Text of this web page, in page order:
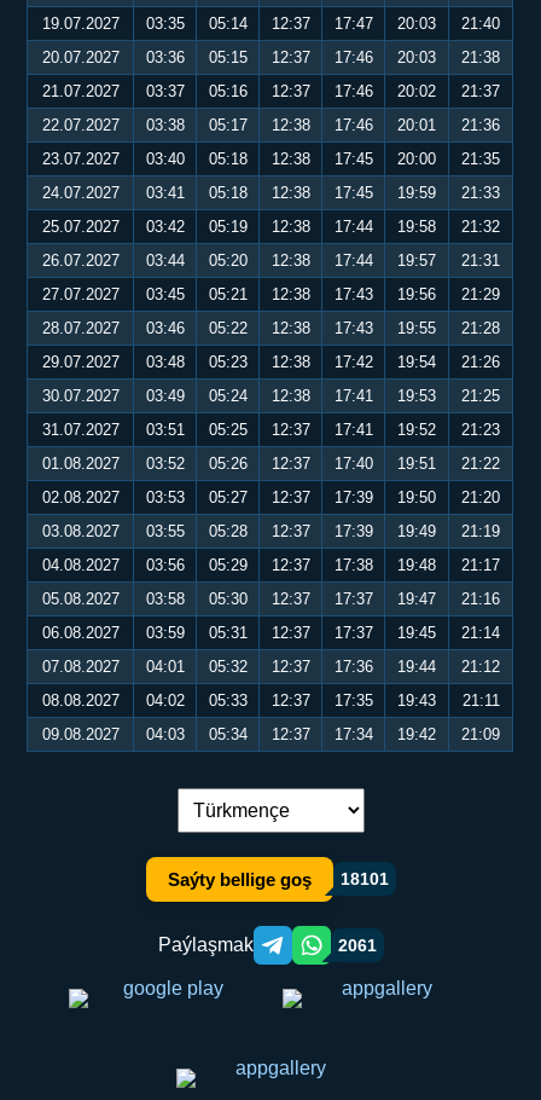
19.07.2027
03:35 05:14 12:37 17:47 20:03
21:40
20.07.2027
03:36 05:15 12:37 17:46 20:03
21:38
21.07.2027
03:37 05:16 12:37 17:46 20:02
21:37
22.07.2027
03:38 05:17 12:38 17:46 20:01
21:36
23.07.2027
03:40 05:18 12:38 17:45 20:00
21:35
24.07.2027
03:41 05:18 12:38 17:45 19:59
21:33
25.07.2027
03:42 05:19 12:38 17:44 19:58
21:32
26.07.2027
03:44 05:20 12:38 17:44 19:57
21:31
27.07.2027
03:45 05:21 12:38 17:43 19:56
21:29
28.07.2027
03:46 05:22 12:38 17:43 19:55
21:28
29.07.2027
03:48 05:23 12:38 17:42 19:54
21:26
30.07.2027
03:49 05:24 12:38 17:41 19:53
21:25
31.07.2027
03:51 05:25 12:37 17:41 19:52
21:23
01.08.2027
03:52 05:26 12:37 17:40 19:51
21:22
02.08.2027
03:53 05:27 12:37 17:39 19:50
21:20
03.08.2027
03:55 05:28 12:37 17:39 19:49
21:19
04.08.2027
03:56 05:29 12:37 17:38 19:48
21:17
05.08.2027
03:58 05:30 12:37 17:37 19:47
21:16
06.08.2027
03:59 05:31 12:37 17:37 19:45
21:14
07.08.2027
04:01 05:32 12:37 17:36 19:44
21:12
08.08.2027
04:02 05:33 12:37 17:35 19:43
21:11
09.08.2027
04:03 05:34 12:37 17:34 19:42 21:09
Dil çalşyryş:
Saýty bellige goş 18101
Paýlaşmak Telegram orqali ulashish
WhatsApp orqali ulashish
2061